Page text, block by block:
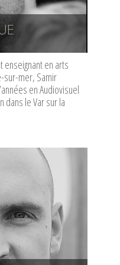
enseignant en arts
sur-mer, Samir
en Audiovisuel
dans le Var sur la